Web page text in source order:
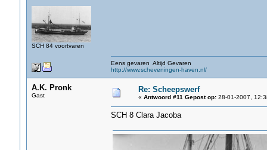
SCH 84 voortvaren
Eens gevaren Altijd Gevaren
http://www.scheveningen-haven.nl/
A.K. Pronk
Gast
Re: Scheepswerf
« Antwoord #11 Gepost op:28-01-2007,
SCH 8 Clara Jacoba